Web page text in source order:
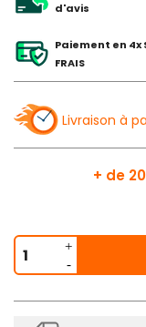
d'avis
Paiement en 4x
FRAIS
Livraison à
+ de